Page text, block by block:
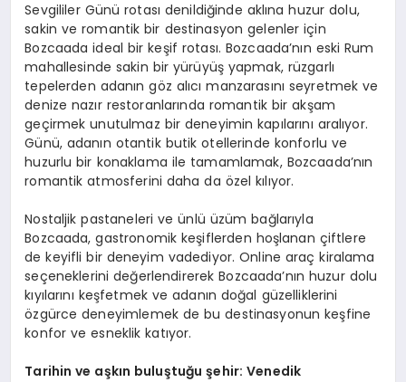
Sevgililer Günü rotası denildiğinde aklına huzur dolu,
sakin ve romantik bir destinasyon gelenler için
Bozcaada ideal bir keşif rotası. Bozcaada’nın eski Rum
mahallesinde sakin bir yürüyüş yapmak, rüzgarlı
tepelerden adanın göz alıcı manzarasını seyretmek ve
denize nazır restoranlarında romantik bir akşam
geçirmek unutulmaz bir deneyimin kapılarını aralıyor.
Günü, adanın otantik butik otellerinde konforlu ve
huzurlu bir konaklama ile tamamlamak, Bozcaada’nın
romantik atmosferini daha da özel kılıyor.
Nostaljik pastaneleri ve ünlü üzüm bağlarıyla
Bozcaada, gastronomik keşiflerden hoşlanan çiftlere
de keyifli bir deneyim vadediyor. Online araç kiralama
seçeneklerini değerlendirerek Bozcaada’nın huzur dolu
kıyılarını keşfetmek ve adanın doğal güzelliklerini
özgürce deneyimlemek de bu destinasyonun keşfine
konfor ve esneklik katıyor.
Tarihin ve aşkın buluştuğu şehir: Venedik